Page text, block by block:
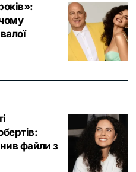
файли з